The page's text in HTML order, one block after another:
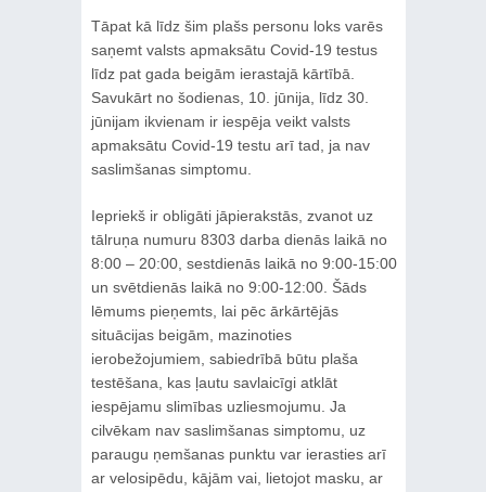
Tāpat kā līdz šim plašs personu loks varēs
saņemt valsts apmaksātu Covid-19 testus
līdz pat gada beigām ierastajā kārtībā.
Savukārt no šodienas, 10. jūnija, līdz 30.
jūnijam ikvienam ir iespēja veikt valsts
apmaksātu Covid-19 testu arī tad, ja nav
saslimšanas simptomu.
Iepriekš ir obligāti jāpierakstās, zvanot uz
tālruņa numuru 8303 darba dienās laikā no
8:00 – 20:00, sestdienās laikā no 9:00-15:00
un svētdienās laikā no 9:00-12:00. Šāds
lēmums pieņemts, lai pēc ārkārtējās
situācijas beigām, mazinoties
ierobežojumiem, sabiedrībā būtu plaša
testēšana, kas ļautu savlaicīgi atklāt
iespējamu slimības uzliesmojumu. Ja
cilvēkam nav saslimšanas simptomu, uz
paraugu ņemšanas punktu var ierasties arī
ar velosipēdu, kājām vai, lietojot masku, ar